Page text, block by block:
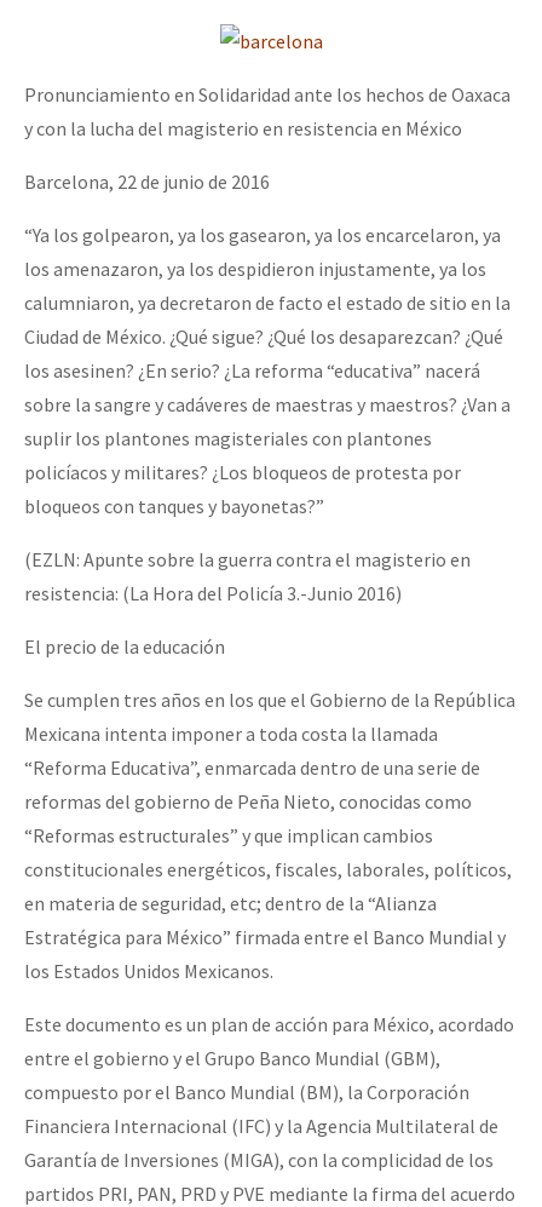
Pronunciamiento en Solidaridad ante los hechos de Oaxaca
y con la lucha del magisterio en resistencia en México
Barcelona, 22 de junio de 2016
“Ya los golpearon, ya los gasearon, ya los encarcelaron, ya
los amenazaron, ya los despidieron injustamente, ya los
calumniaron, ya decretaron de facto el estado de sitio en la
Ciudad de México. ¿Qué sigue? ¿Qué los desaparezcan? ¿Qué
los asesinen? ¿En serio? ¿La reforma “educativa” nacerá
sobre la sangre y cadáveres de maestras y maestros? ¿Van a
suplir los plantones magisteriales con plantones
policíacos y militares? ¿Los bloqueos de protesta por
bloqueos con tanques y bayonetas?”
(EZLN: Apunte sobre la guerra contra el magisterio en
resistencia: (La Hora del Policía 3.-Junio 2016)
El precio de la educación
Se cumplen tres años en los que el Gobierno de la República
Mexicana intenta imponer a toda costa la llamada
“Reforma Educativa”, enmarcada dentro de una serie de
reformas del gobierno de Peña Nieto, conocidas como
“Reformas estructurales” y que implican cambios
constitucionales energéticos, fiscales, laborales, políticos,
en materia de seguridad, etc; dentro de la “Alianza
Estratégica para México” firmada entre el Banco Mundial y
los Estados Unidos Mexicanos.
Este documento es un plan de acción para México, acordado
entre el gobierno y el Grupo Banco Mundial (GBM),
compuesto por el Banco Mundial (BM), la Corporación
Financiera Internacional (IFC) y la Agencia Multilateral de
Garantía de Inversiones (MIGA), con la complicidad de los
partidos PRI, PAN, PRD y PVE mediante la firma del acuerdo